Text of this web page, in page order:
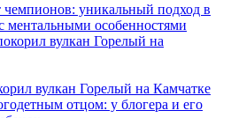
уникальный подход в
ментальными особенностями
вулкан Горелый на Камчатке